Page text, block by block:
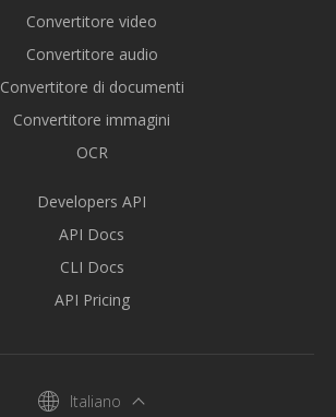
Convertitore video
Convertitore audio
Convertitore di documenti
Convertitore immagini
OCR
Developers API
API Docs
CLI Docs
API Pricing
Italiano